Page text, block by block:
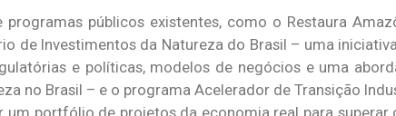
públicos existentes, como o Restaura
de Investimentos da Natureza do Brasil – uma
e políticas, modelos de negócios e uma
no Brasil – e o programa Acelerador de Transição
um portfólio de projetos da economia real para